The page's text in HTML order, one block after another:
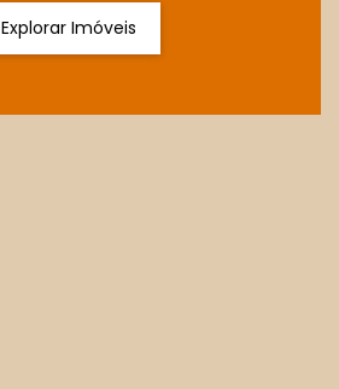
Explorar Imóveis